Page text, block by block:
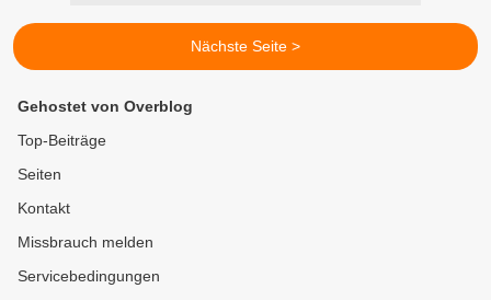
Nächste Seite >
Gehostet von Overblog
Top-Beiträge
Seiten
Kontakt
Missbrauch melden
Servicebedingungen